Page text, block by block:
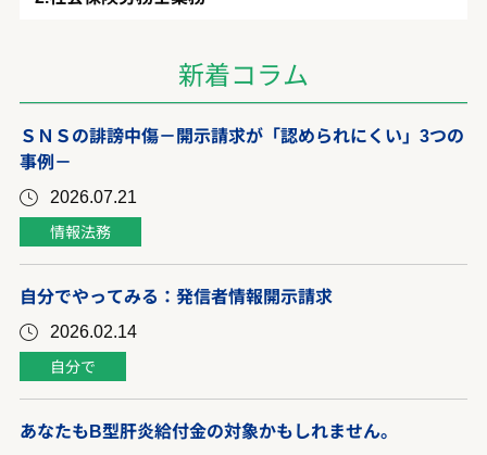
新着コラム
ＳＮＳの誹謗中傷－開示請求が「認められにくい」3つの
事例－
2026.07.21
情報法務
自分でやってみる：発信者情報開示請求
2026.02.14
自分で
あなたもB型肝炎給付金の対象かもしれません。